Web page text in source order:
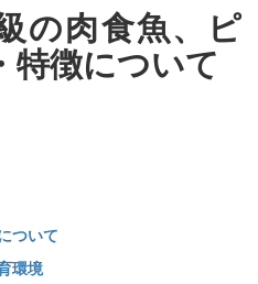
の肉食魚、ピ
特徴について
ついて
環境